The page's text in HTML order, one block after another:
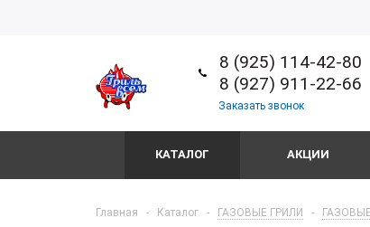
8 (925) 114-42-80
8 (927) 911-22-66
Заказать звонок
КАТАЛОГ АКЦИИ
Главная - Каталог - ГАЗОВЫЕ ГРИЛИ -